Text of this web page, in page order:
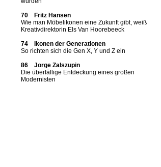
70 Fritz Hansen
Wie man Möbelikonen eine Zukunft gibt, weiß
Kreativdirektorin Els Van Hoorebeeck
74 Ikonen der Generationen
So richten sich die Gen X, Y und Z ein
86 Jorge Zalszupin
Die überfällige Entdeckung eines großen
Modernisten